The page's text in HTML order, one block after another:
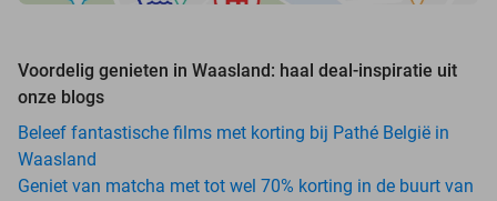
Voordelig genieten in Waasland: haal deal-inspiratie uit
onze blogs
Beleef fantastische films met korting bij Pathé België in
Waasland
Geniet van matcha met tot wel 70% korting in de buurt van